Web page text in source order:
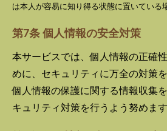
は本人が容易に知り得る状態に置いている
第7条 個人情報の安全対策
本サービスでは、個人情報の正確
めに、セキュリティに万全の対策
個人情報の保護に関する情報収集
キュリティ対策を行うよう努めます